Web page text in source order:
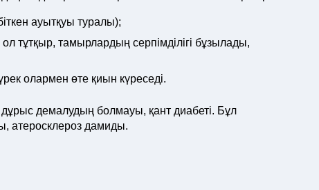
ауытқуы туралы);
тұтқыр, тамырлардың серпімділігі бұзылады,
олармен өте қиын күреседі.
демалудың болмауы, қант диабеті. Бұл
атеросклероз дамиды.